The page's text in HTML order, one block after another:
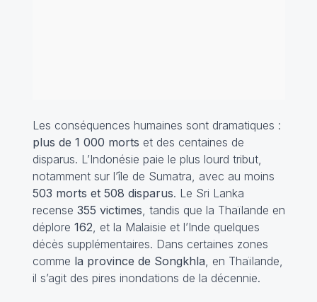
Les conséquences humaines sont dramatiques :
plus de 1 000 morts et des centaines de
disparus. L’Indonésie paie le plus lourd tribut,
notamment sur l’île de Sumatra, avec au moins
503 morts et 508 disparus. Le Sri Lanka
recense 355 victimes, tandis que la Thaïlande en
déplore 162, et la Malaisie et l’Inde quelques
décès supplémentaires. Dans certaines zones
comme la province de Songkhla, en Thaïlande,
il s’agit des pires inondations de la décennie.